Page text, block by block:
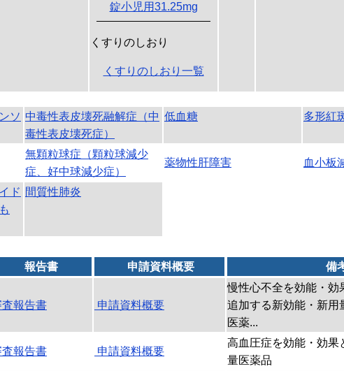
錠小児用31.25mg
くすりのしおり
くすりのしおり一覧
ソ 中毒性表皮壊死融解症（中
毒性表皮壊死症）
低血糖 多形紅
無顆粒球症（顆粒球減少
症、好中球減少症）
薬物性肝障害 血小板
ド 間質性肺炎
報告書 申請資料概要 備
査報告書 申請資料概要
慢性心不全を効能・効
追加する新効能・新用
医薬...
査報告書 申請資料概要
高血圧症を効能・効果
量医薬品